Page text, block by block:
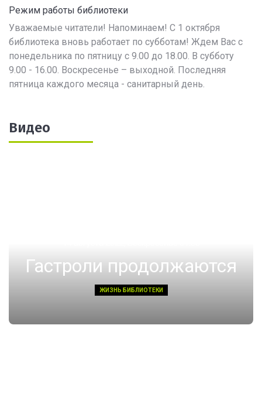
Режим работы библиотеки
Уважаемые читатели! Напоминаем! С 1 октября
библиотека вновь работает по субботам! Ждем Вас с
понедельника по пятницу с 9.00 до 18.00. В субботу
9.00 - 16.00. Воскресенье – выходной. Последняя
пятница каждого месяца - санитарный день.
Видео
Гастроли продолжаются
ЖИЗНЬ БИБЛИОТЕКИ